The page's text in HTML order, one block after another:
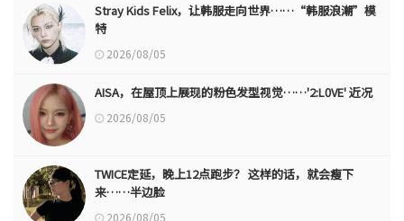
Stray Kids Felix，让韩服走向世界……“韩服浪潮”模
特
2026/08/05
AISA，在屋顶上展现的粉色发型视觉……'2:L0VE' 近况
2026/08/05
TWICE定延，晚上12点跑步？ 这样的话，就会瘦下
来……半边脸
2026/08/05